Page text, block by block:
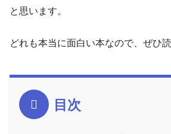
と思います。
どれも本当に面白い本なので、ぜひ
目次